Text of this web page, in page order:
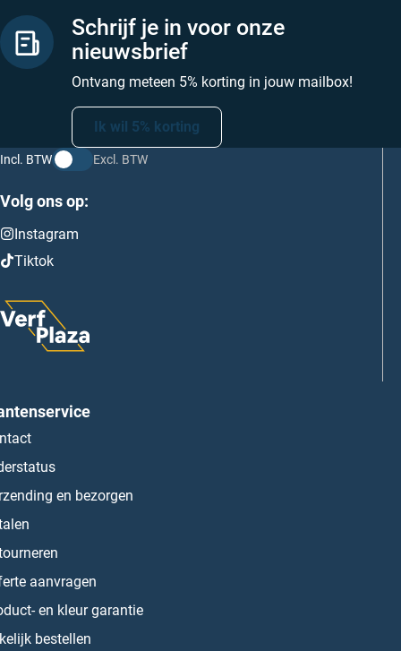
Schrijf je in voor onze
nieuwsbrief
Ontvang meteen 5% korting in jouw mailbox!
Ik wil 5% korting
Incl. BTW Excl. BTW
Volg ons op:
Instagram
Tiktok
en bezorgen
aanvragen
en kleur garantie
bestellen